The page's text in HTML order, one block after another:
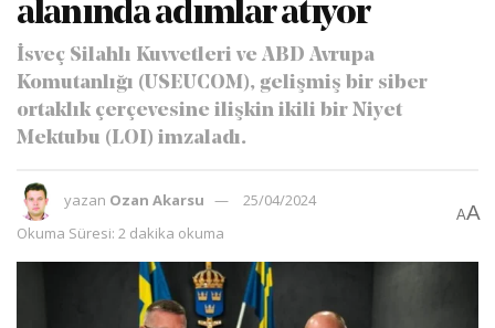
alanında adımlar atıyor
İsveç Silahlı Kuvvetleri ve ABD Avrupa
Komutanlığı (USEUCOM), gelişmiş bir siber
ortaklık çerçevesine ilişkin ikili bir Niyet
Mektubu (LOI) imzaladı.
yazan Ozan Akarsu
25/04/2024
Okuma Süresi: 2 dakika okuma
AA